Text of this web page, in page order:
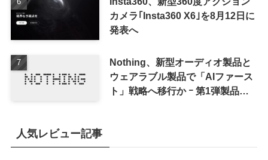
カメラ｢Insta360 X6｣を8月12日に
発表へ
Nothing、新型オーディオ製品と
ウェアラブル製品で「AIファース
ト」戦略へ移行か ｰ 第1弾製品は
人気レビュー記事